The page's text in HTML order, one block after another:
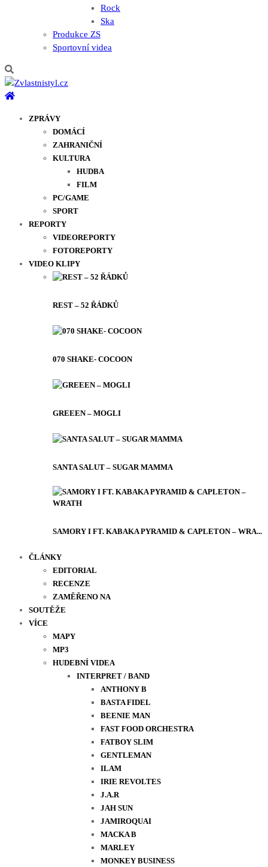
Rock
Ska
Produkce ZS
Sportovní videa
ZPRÁVY
DOMÁCÍ
ZAHRANIČNÍ
KULTURA
HUDBA
FILM
PC/GAME
SPORT
REPORTY
VIDEOREPORTY
FOTOREPORTY
VIDEO KLIPY
REST – 52 ŘÁDKŮ
070 SHAKE- COCOON
GREEEN – MOGLI
SANTA SALUT – SUGAR MAMMA
SAMORY I FT. KABAKA PYRAMID & CAPLETON – WRA...
ČLÁNKY
EDITORIAL
RECENZE
ZAMĚŘENO NA
SOUTĚŽE
VÍCE
MAPY
MP3
HUDEBNÍ VIDEA
INTERPRET / BAND
ANTHONY B
BASTA FIDEL
BEENIE MAN
FAST FOOD ORCHESTRA
FATBOY SLIM
GENTLEMAN
ILAM
IRIE REVOLTES
J.A.R
JAH SUN
JAMIROQUAI
MACKA B
MARLEY
MONKEY BUSINESS